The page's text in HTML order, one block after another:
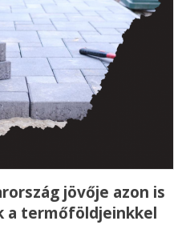
jövője azon is
a termőföldjeinkkel